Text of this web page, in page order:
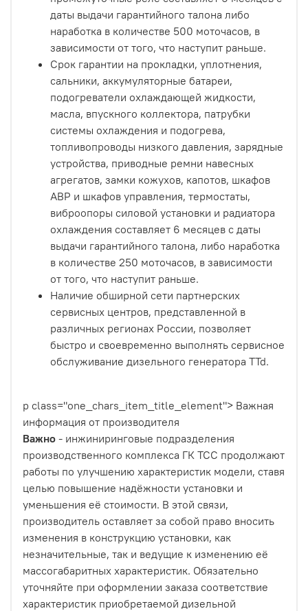
даты выдачи гарантийного талона либо
наработка в количестве 500 моточасов, в
зависимости от того, что наступит раньше.
Срок гарантии на прокладки, уплотнения,
сальники, аккумуляторные батареи,
подогреватели охлаждающей жидкости,
масла, впускного коллектора, патрубки
системы охлаждения и подогрева,
топливопроводы низкого давления, зарядные
устройства, приводные ремни навесных
агрегатов, замки кожухов, капотов, шкафов
АВР и шкафов управления, термостаты,
виброопоры силовой установки и радиатора
охлаждения составляет 6 месяцев с даты
выдачи гарантийного талона, либо наработка
в количестве 250 моточасов, в зависимости
от того, что наступит раньше.
Наличие обширной сети партнерских
сервисных центров, представленной в
различных регионах России, позволяет
быстро и своевременно выполнять сервисное
обслуживание дизельного генератора TTd.
p class="one_chars_item_title_element"> Важная
информация от производителя
Важно - инжиниринговые подразделения
производственного комплекса ГК ТСС продолжают
работы по улучшению характеристик модели, ставя
целью повышение надёжности установки и
уменьшения её стоимости. В этой связи,
производитель оставляет за собой право вносить
изменения в конструкцию установки, как
незначительные, так и ведущие к изменению её
массогабаритных характеристик. Обязательно
уточняйте при оформлении заказа соответствие
характеристик приобретаемой дизельной